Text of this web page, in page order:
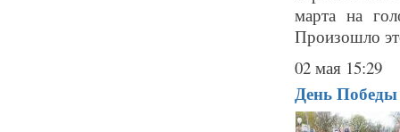
марта на
Произошло
02 мая 15:29
День